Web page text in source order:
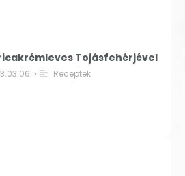
Tojásfehérjével
• Receptek